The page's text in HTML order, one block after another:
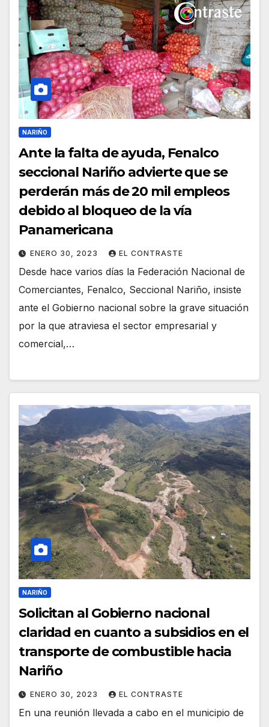
NARIÑO
Ante la falta de ayuda, Fenalco
seccional Nariño advierte que se
perderán más de 20 mil empleos
debido al bloqueo de la vía
Panamericana
ENERO 30, 2023 EL CONTRASTE
Desde hace varios días la Federación Nacional de
Comerciantes, Fenalco, Seccional Nariño, insiste
ante el Gobierno nacional sobre la grave situación
por la que atraviesa el sector empresarial y
comercial,…
NARIÑO
Solicitan al Gobierno nacional
claridad en cuanto a subsidios en el
transporte de combustible hacia
Nariño
ENERO 30, 2023 EL CONTRASTE
En una reunión llevada a cabo en el municipio de